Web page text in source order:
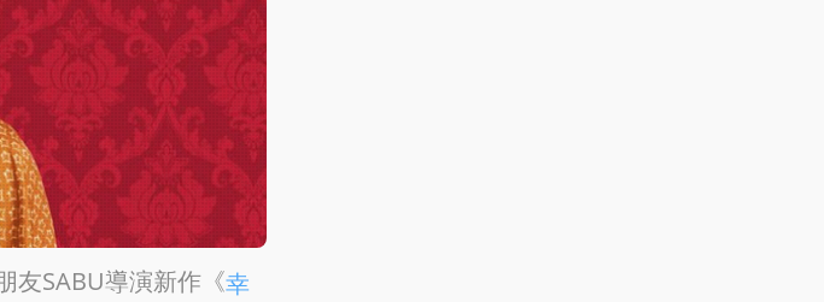
友SABU導演新作《幸